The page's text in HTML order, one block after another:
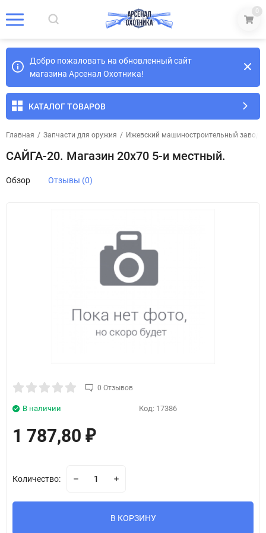
0
Добро пожаловать на обновленный сайт
магазина Арсенал Охотника!
КАТАЛОГ ТОВАРОВ
Главная / Запчасти для оружия / Ижевский машиностроительный завод
САЙГА-20. Магазин 20х70 5-и местный.
Обзор Отзывы (0)
0 Отзывов
Код: 17386
В наличии
1 787,80 ₽
Количество:
В КОРЗИНУ